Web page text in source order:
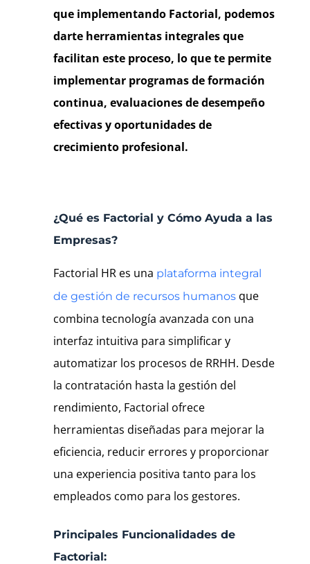
que implementando Factorial, podemos
darte herramientas integrales que
facilitan este proceso, lo que te permite
implementar programas de formación
continua, evaluaciones de desempeño
efectivas y oportunidades de
crecimiento profesional.
¿Qué es Factorial y Cómo Ayuda a las
Empresas?
Factorial HR es una plataforma integral
de gestión de recursos humanosque
combina tecnología avanzada con una
interfaz intuitiva para simplificar y
automatizar los procesos de RRHH. Desde
la contratación hasta la gestión del
rendimiento, Factorial ofrece
herramientas diseñadas para mejorar la
eficiencia, reducir errores y proporcionar
una experiencia positiva tanto para los
empleados como para los gestores.
Principales Funcionalidades de
Factorial: